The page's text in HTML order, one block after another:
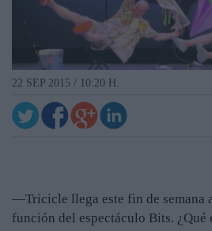
22 SEP 2015 / 10:20 H.
—Tricicle llega este fin de semana
función del espectáculo Bits.